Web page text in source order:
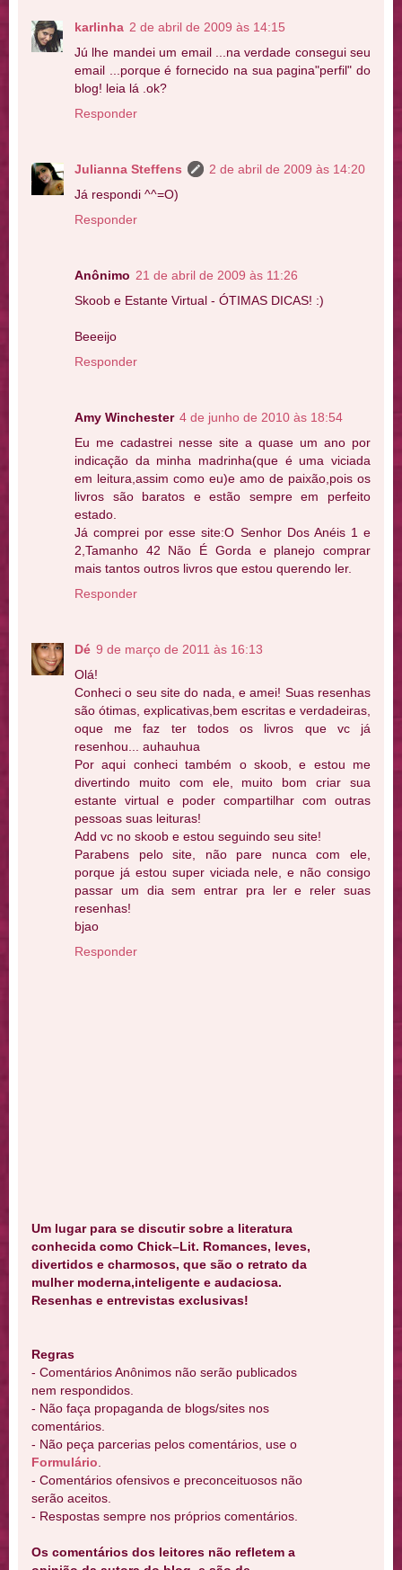
karlinha 2 de abril de 2009 às 14:15
Jú lhe mandei um email ...na verdade consegui seu
email ...porque é fornecido na sua pagina"perfil" do
blog! leia lá .ok?
Responder
Julianna Steffens
2 de abril de 2009 às 14:20
Já respondi ^^=O)
Responder
Anônimo 21 de abril de 2009 às 11:26
Skoob e Estante Virtual - ÓTIMAS DICAS! :)
Beeeijo
Responder
Amy Winchester 4 de junho de 2010 às 18:54
Eu me cadastrei nesse site a quase um ano por
indicação da minha madrinha(que é uma viciada
em leitura,assim como eu)e amo de paixão,pois os
livros são baratos e estão sempre em perfeito
estado.
Já comprei por esse site:O Senhor Dos Anéis 1 e
2,Tamanho 42 Não É Gorda e planejo comprar
mais tantos outros livros que estou querendo ler.
Responder
Dé 9 de março de 2011 às 16:13
Olá!
Conheci o seu site do nada, e amei! Suas resenhas
são ótimas, explicativas,bem escritas e verdadeiras,
oque me faz ter todos os livros que vc já
resenhou... auhauhua
Por aqui conheci também o skoob, e estou me
divertindo muito com ele, muito bom criar sua
estante virtual e poder compartilhar com outras
pessoas suas leituras!
Add vc no skoob e estou seguindo seu site!
Parabens pelo site, não pare nunca com ele,
porque já estou super viciada nele, e não consigo
passar um dia sem entrar pra ler e reler suas
resenhas!
bjao
Responder
Um lugar para se discutir sobre a literatura
conhecida como Chick–Lit. Romances, leves,
divertidos e charmosos, que são o retrato da
mulher moderna,inteligente e audaciosa.
Resenhas e entrevistas exclusivas!
Regras
- Comentários Anônimos não serão publicados
nem respondidos.
- Não faça propaganda de blogs/sites nos
comentários.
- Não peça parcerias pelos comentários, use o
Formulário
- Comentários ofensivos e preconceituosos não
serão aceitos.
- Respostas sempre nos próprios comentários.
Os comentários dos leitores não refletem a